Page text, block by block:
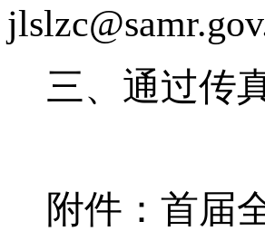
三、 通过传
附件：首届